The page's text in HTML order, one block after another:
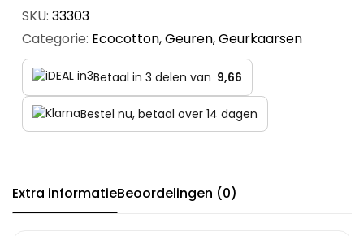
SKU: 33303
Categorie: Ecocotton,Geuren,Geurkaarsen
Betaal in 3 delen van 9,66
Bestel nu, betaal over 14 dagen
Extra informatieBeoordelingen (0)